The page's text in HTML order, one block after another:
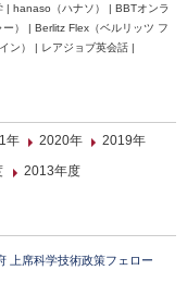
| hanaso（ハナソ） | BBTオンラ
） | Berlitz Flex（ベルリッツ フ
ン） | レアジョブ英会話 |
年 2020年
2019年
2013年度
上席科学技術政策フェロー